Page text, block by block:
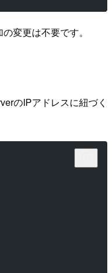
変更は不要です。
のIPアドレスに紐づく